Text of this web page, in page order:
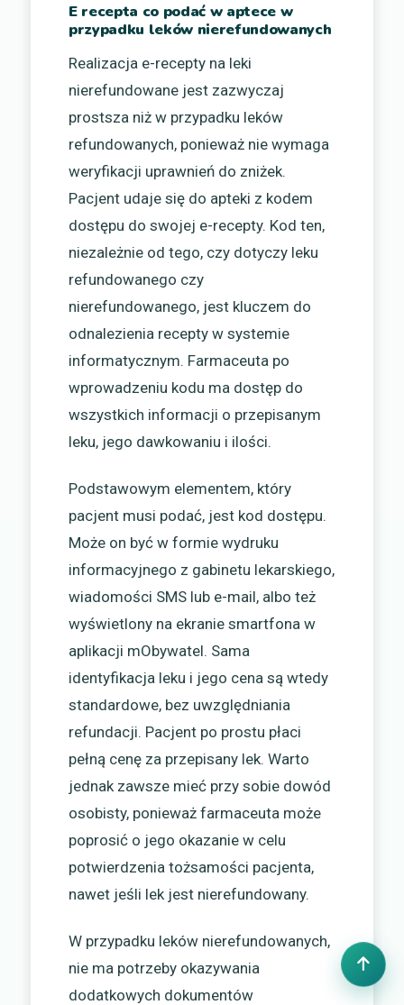
E recepta co podać w aptece w
przypadku leków nierefundowanych
Realizacja e-recepty na leki
nierefundowane jest zazwyczaj
prostsza niż w przypadku leków
refundowanych, ponieważ nie wymaga
weryfikacji uprawnień do zniżek.
Pacjent udaje się do apteki z kodem
dostępu do swojej e-recepty. Kod ten,
niezależnie od tego, czy dotyczy leku
refundowanego czy
nierefundowanego, jest kluczem do
odnalezienia recepty w systemie
informatycznym. Farmaceuta po
wprowadzeniu kodu ma dostęp do
wszystkich informacji o przepisanym
leku, jego dawkowaniu i ilości.
Podstawowym elementem, który
pacjent musi podać, jest kod dostępu.
Może on być w formie wydruku
informacyjnego z gabinetu lekarskiego,
wiadomości SMS lub e-mail, albo też
wyświetlony na ekranie smartfona w
aplikacji mObywatel. Sama
identyfikacja leku i jego cena są wtedy
standardowe, bez uwzględniania
refundacji. Pacjent po prostu płaci
pełną cenę za przepisany lek. Warto
jednak zawsze mieć przy sobie dowód
osobisty, ponieważ farmaceuta może
poprosić o jego okazanie w celu
potwierdzenia tożsamości pacjenta,
nawet jeśli lek jest nierefundowany.
W przypadku leków nierefundowanych,
nie ma potrzeby okazywania
dodatkowych dokumentów